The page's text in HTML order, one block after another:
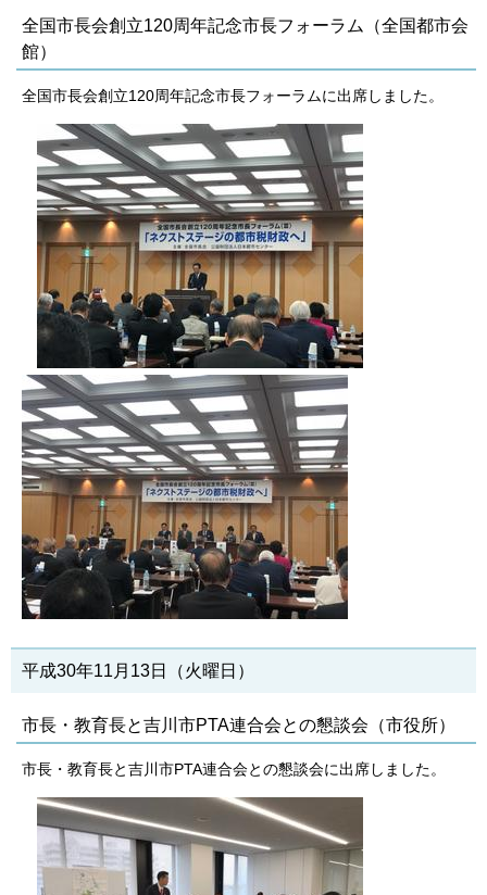
全国市長会創立120周年記念市長フォーラム（全国都市会
館）
全国市長会創立120周年記念市長フォーラムに出席しました。
平成30年11月13日（火曜日）
市長・教育長と吉川市PTA連合会との懇談会（市役所）
市長・教育長と吉川市PTA連合会との懇談会に出席しました。